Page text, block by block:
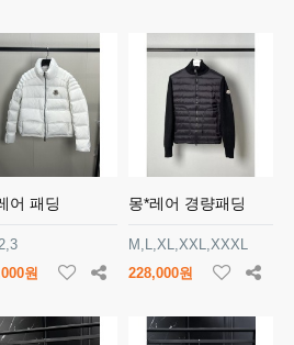
어 패딩
원
몽*레어 경량패딩
M,L,XL,XXL,XXXL
228,000원